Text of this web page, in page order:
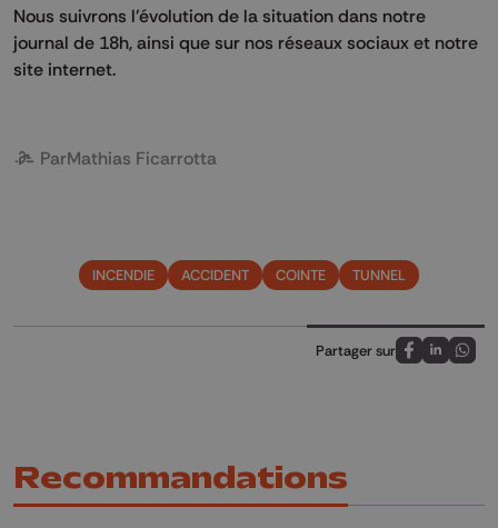
Nous suivrons l’évolution de la situation dans notre
journal de 18h, ainsi que sur nos réseaux sociaux et notre
site internet.
ParMathias Ficarrotta
INCENDIE ACCIDENT COINTE TUNNEL
Partager sur
Partagez sur
Partagez
Recommandations